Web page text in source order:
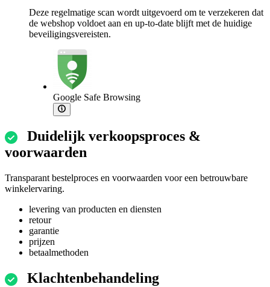
Deze regelmatige scan wordt uitgevoerd om te verzekeren dat
de webshop voldoet aan en up-to-date blijft met de huidige
beveiligingsvereisten.
Google Safe Browsing
Duidelijk verkoopsproces &
voorwaarden
Transparant bestelproces en voorwaarden voor een betrouwbare
winkelervaring.
levering van producten en diensten
retour
garantie
prijzen
betaalmethoden
Klachtenbehandeling